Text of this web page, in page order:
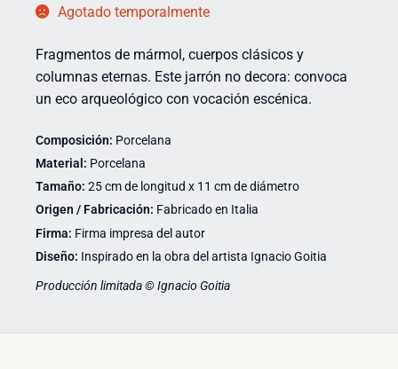
Agotado temporalmente
Fragmentos de mármol, cuerpos clásicos y
columnas eternas. Este jarrón no decora: convoca
un eco arqueológico con vocación escénica.
Composición: Porcelana
Material: Porcelana
Tamaño: 25 cm de longitud x 11 cm de diámetro
Origen / Fabricación: Fabricado en Italia
Firma: Firma impresa del autor
Diseño: Inspirado en la obra del artista Ignacio Goitia
Producción limitada © Ignacio Goitia